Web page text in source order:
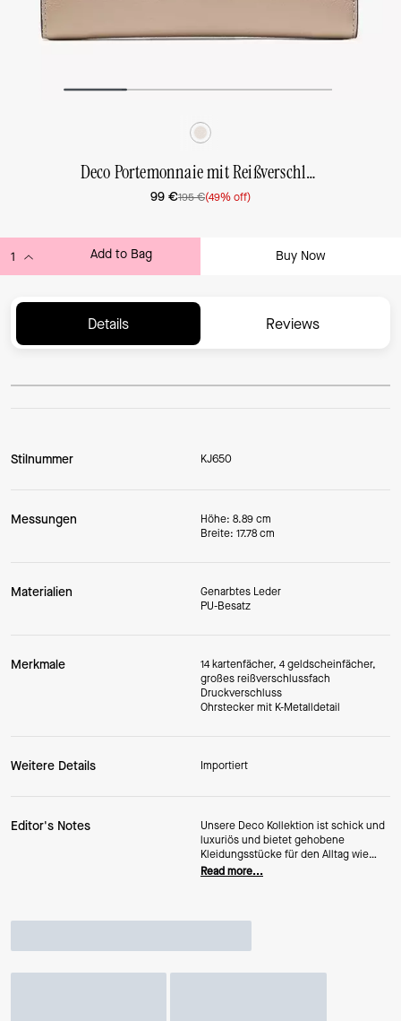
Deco Portemonnaie mit Reißverschluss, schmal
99 €195 €(49% off)
Add to Bag Buy Now
Details Reviews
Stilnummer KJ650
Messungen
Höhe: 8.89 cm
Breite: 17.78 cm
Materialien
Genarbtes Leder
PU-Besatz
Merkmale
14 kartenfächer, 4 geldscheinfächer,
großes reißverschlussfach
Druckverschluss
Ohrstecker mit K-Metalldetail
Weitere Details Importiert
Editor's Notes
Unsere Deco Kollektion ist schick und
luxuriös und bietet gehobene
Kleidungsstücke für den Alltag wie
besondere Anlässe. Dieses schmale,
Read more...